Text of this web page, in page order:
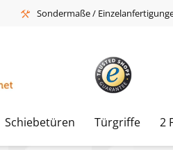
Sondermaße /
Schiebetüren Türgriffe 2